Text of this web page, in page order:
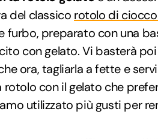
del classico rotolo di
furbo, preparato con una
con gelato. Vi basterà
ora, tagliarla a fette e
con il gelato che
utilizzato più gusti per